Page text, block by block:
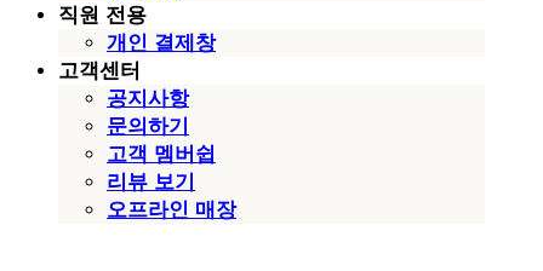
직원 전용
개인 결제창
고객센터
공지사항
문의하기
고객 멤버쉽
리뷰 보기
오프라인 매장